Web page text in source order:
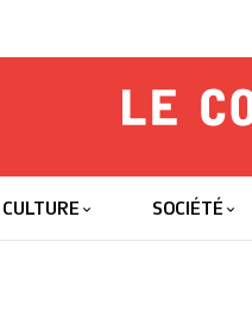
Le
CULTURE SOCIÉTÉ